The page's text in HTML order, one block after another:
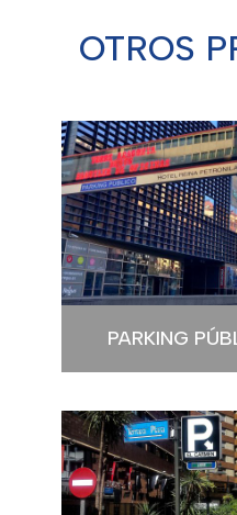
OTROS
PARKING